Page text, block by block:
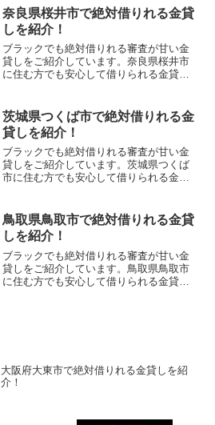
はなく、国または福岡県久留米市で貸金
業登録をしている正規の金...
奈良県桜井市で絶対借りれる金貸
しを紹介！
ブラックでも絶対借りれる審査が甘い金
貸しをご紹介しています。奈良県桜井市
に住む方でも安心して借りられる金貸し
はなく、国または奈良県桜井市で貸金業
登録をしている正規の金貸し...
茨城県つくば市で絶対借りれる金
貸しを紹介！
ブラックでも絶対借りれる審査が甘い金
貸しをご紹介しています。茨城県つくば
市に住む方でも安心して借りられる金貸
はなく、国または茨城県つくば市で貸金
業登録をしている正規の金...
鳥取県鳥取市で絶対借りれる金貸
しを紹介！
ブラックでも絶対借りれる審査が甘い金
貸しをご紹介しています。鳥取県鳥取市
に住む方でも安心して借りられる金貸し
大阪府大東市で絶対借りれる金貸しを紹
介！